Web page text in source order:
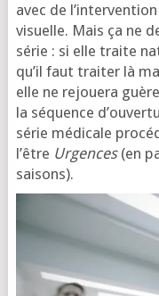
avec de
visuelle. Mais ça ne
série : si elle traite
qu’il faut trai­ter là
elle ne rejoue­ra
la séquence
série médi­cale
l’être Urgences(en
saisons).